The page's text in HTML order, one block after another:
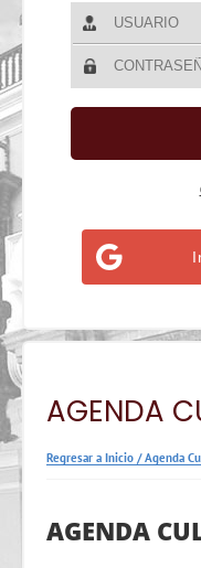
AGENDA
Regresar a Inicio /Agenda
AGENDA